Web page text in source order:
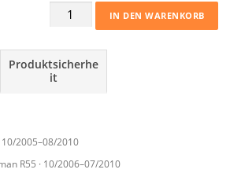
Automatikgetriebe
AND
R57
Menge
IN DEN WARENKORB
Produktsicherhe
it
10/2005–08/2010
R55 · 10/2006–07/2010